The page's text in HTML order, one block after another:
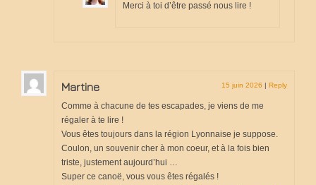
Merci à toi d’être passé nous lire !
Martine 15 juin 2026 | Reply
Comme à chacune de tes escapades, je viens de me
régaler à te lire !
Vous êtes toujours dans la région Lyonnaise je suppose.
Coulon, un souvenir cher à mon coeur, et à la fois bien
triste, justement aujourd’hui …
Super ce canoë, vous vous êtes régalés !